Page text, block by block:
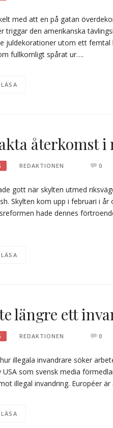
med att en på gatan
triggar den amerikanska
juldekorationer utom ett
fullkomligt spårat ur….
återkomst
REDAKTIONEN 0
gott när skylten utmed
Skylten kom upp i februari i
hade dennes
längre ett
REDAKTIONEN 0
illegala invandrare söker
USA som svensk media
illegal invandring. Européer